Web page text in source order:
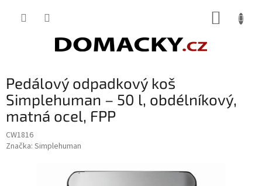
Pedálový odpadkový koš
Simplehuman – 50 l, obdélníkový,
matná ocel, FPP
CW1816
Značka: Simplehuman